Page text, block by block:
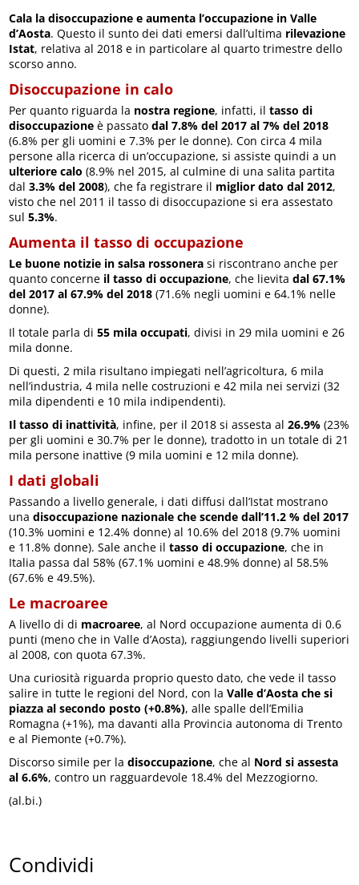
Cala la disoccupazione e aumenta l’occupazione in Valle
d’Aosta. Questo il sunto dei dati emersi dall’ultima rilevazione
Istat, relativa al 2018 e in particolare al quarto trimestre dello
scorso anno.
Disoccupazione in calo
Per quanto riguarda la nostra regione, infatti, iltasso di
disoccupazione è passatodal 7.8% del 2017 al 7% del 2018
(6.8% per gli uomini e 7.3% per le donne). Con circa 4 mila
persone alla ricerca di un’occupazione, si assiste quindi a un
ulteriore calo (8.9% nel 2015, al culmine di una salita partita
dal3.3% del 2008), che fa registrare il miglior dato dal 2012,
visto che nel 2011 il tasso di disoccupazione si era assestato
sul5.3%.
Aumenta il tasso di occupazione
Le buone notizie in salsa rossonera si riscontrano anche per
quanto concerne il tasso di occupazione, che lievitadal 67.1%
del 2017 al 67.9% del 2018 (71.6% negli uomini e 64.1% nelle
donne).
Il totale parla di55 mila occupati, divisi in 29 mila uomini e 26
mila donne.
Di questi, 2 mila risultano impiegati nell’agricoltura, 6 mila
nell’industria, 4 mila nelle costruzioni e 42 mila nei servizi (32
mila dipendenti e 10 mila indipendenti).
Il tasso di inattività, infine, per il 2018 si assesta al26.9%(23%
per gli uomini e 30.7% per le donne), tradotto in un totale di 21
mila persone inattive (9 mila uomini e 12 mila donne).
I dati globali
Passando a livello generale, i dati diffusi dall’Istat mostrano
unadisoccupazione nazionale che scende dall’11.2 % del 2017
(10.3% uomini e 12.4% donne) al 10.6% del 2018 (9.7% uomini
e 11.8% donne). Sale anche iltasso di occupazione, che in
Italia passa dal 58% (67.1% uomini e 48.9% donne) al 58.5%
(67.6% e 49.5%).
Le macroaree
A livello di di macroaree, al Nord occupazione aumenta di 0.6
punti (meno che in Valle d’Aosta), raggiungendo livelli superiori
al 2008, con quota 67.3%.
Una curiosità riguarda proprio questo dato, che vede il tasso
salire in tutte le regioni del Nord, con laValle d’Aosta che si
piazza al secondo posto (+0.8%), alle spalle dell’Emilia
Romagna (+1%), ma davanti alla Provincia autonoma di Trento
e al Piemonte (+0.7%).
Discorso simile per ladisoccupazione, che al Nord si assesta
al 6.6%, contro un ragguardevole 18.4% del Mezzogiorno.
(al.bi.)
Condividi